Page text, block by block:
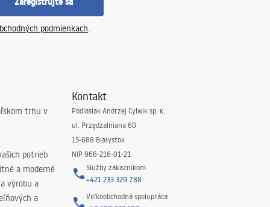
podmienkach.
trhu v
potrieb
a moderné
výrobu a
a
Kontakt
Podlasiak Andrzej Cylwik sp. k.
ul. Przędzalniana 60
15-688 Białystok
NIP 966-216-01-21
Služby zákazníkom
+421 233 329 788
Veľkoobchodná spolupráca